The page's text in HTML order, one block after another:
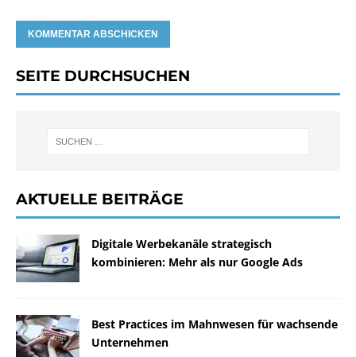
SEITE DURCHSUCHEN
AKTUELLE BEITRÄGE
Digitale Werbekanäle strategisch
kombinieren: Mehr als nur Google Ads
Best Practices im Mahnwesen für wachsende
Unternehmen